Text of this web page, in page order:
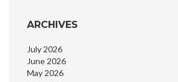
ARCHIVES
July 2026
June 2026
May 2026